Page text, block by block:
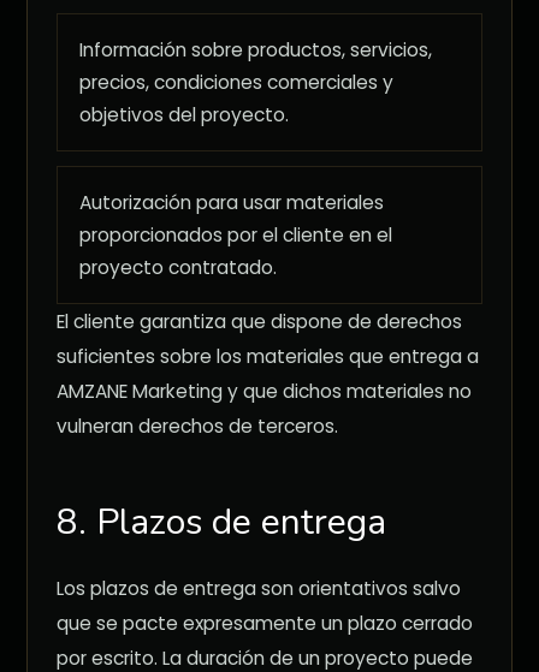
Información sobre productos, servicios,
precios, condiciones comerciales y
objetivos del proyecto.
Autorización para usar materiales
proporcionados por el cliente en el
proyecto contratado.
El cliente garantiza que dispone de derechos
suficientes sobre los materiales que entrega a
AMZANE Marketing y que dichos materiales no
vulneran derechos de terceros.
8. Plazos de entrega
Los plazos de entrega son orientativos salvo
que se pacte expresamente un plazo cerrado
por escrito. La duración de un proyecto puede